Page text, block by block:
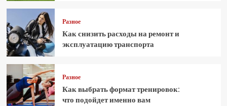
Разное
Как снизить расходы на ремонт и
эксплуатацию транспорта
Разное
Как выбрать формат тренировок:
что подойдет именно вам